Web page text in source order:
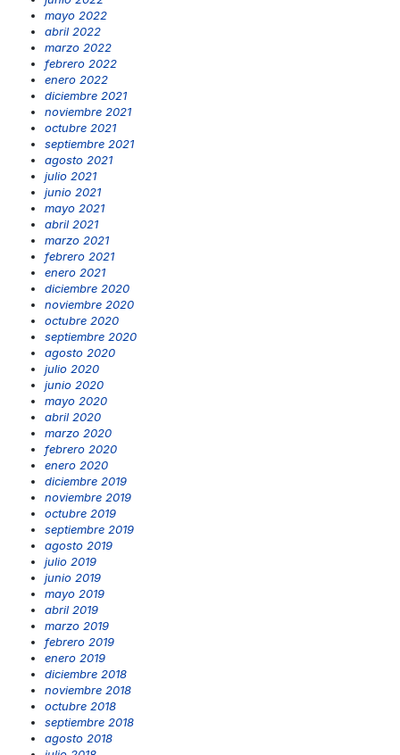
mayo 2022
abril 2022
marzo 2022
febrero 2022
enero 2022
diciembre 2021
noviembre 2021
octubre 2021
septiembre 2021
agosto 2021
julio 2021
junio 2021
mayo 2021
abril 2021
marzo 2021
febrero 2021
enero 2021
diciembre 2020
noviembre 2020
octubre 2020
septiembre 2020
agosto 2020
julio 2020
junio 2020
mayo 2020
abril 2020
marzo 2020
febrero 2020
enero 2020
diciembre 2019
noviembre 2019
octubre 2019
septiembre 2019
agosto 2019
julio 2019
junio 2019
mayo 2019
abril 2019
marzo 2019
febrero 2019
enero 2019
diciembre 2018
noviembre 2018
octubre 2018
septiembre 2018
agosto 2018